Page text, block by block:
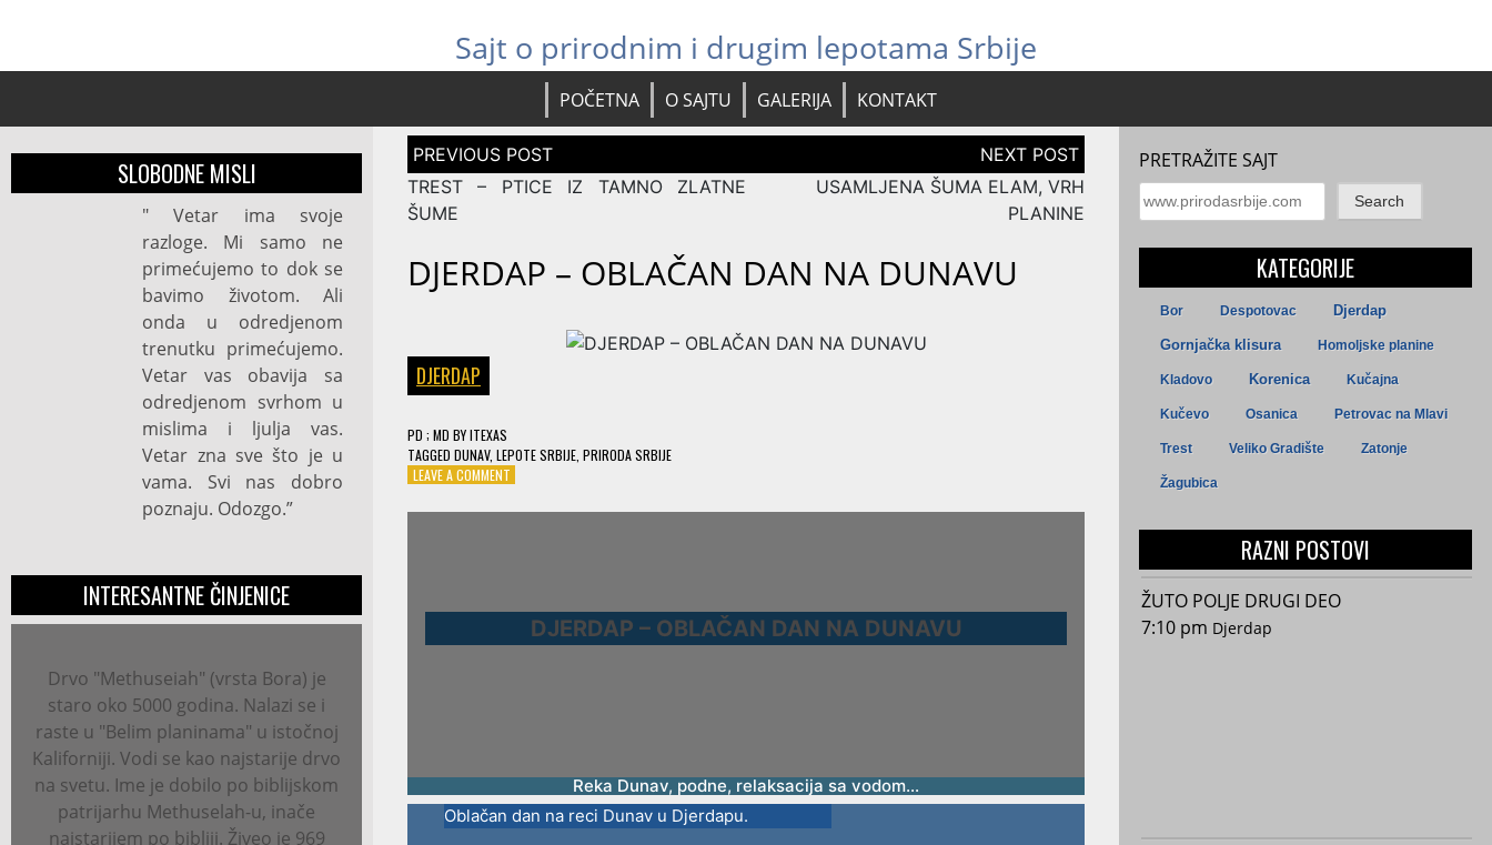
Sajt o prirodnim i drugim lepotama Srbije
POČETNA O SAJTU GALERIJA KONTAKT
SLOBODNE MISLI
" Vetar ima svoje
razloge. Mi samo ne
primećujemo to dok se
bavimo životom. Ali
onda u odredjenom
trenutku primećujemo.
Vetar vas obavija sa
odredjenom svrhom u
mislima i ljulja vas.
Vetar zna sve što je u
vama. Svi nas dobro
poznaju. Odozgo.”
INTERESANTNE ČINJENICE
Drvo "Methuseiah" (vrsta Bora) je
staro oko 5000 godina. Nalazi se i
raste u "Belim planinama" u istočnoj
Kaliforniji. Vodi se kao najstarije drvo
na svetu. Ime je dobilo po biblijskom
patrijarhu Methuselah-u, inače
najstarijem po bibliji. Živeo je 969
Post
navigation
TREST – PTICE IZ TAMNO ZLATNE
ŠUME
USAMLJENA ŠUMA ELAM, VRH
PLANINE
DJERDAP – OBLAČAN DAN NA DUNAVU
DJERDAP
PD ; MD BYITEXAS
TAGGED DUNAV, LEPOTE SRBIJE PRIRODA SRBIJE
LEAVE A COMMENT
–
DJERDAP – OBLAČAN DAN NA DUNAVU
Reka Dunav, podne, relaksacija sa vodom…
Oblačan dan na reci Dunav u Djerdapu.
PRETRAŽITE SAJT
Search
KATEGORIJE
Bor Despotovac Djerdap
Gornjačka klisura Homoljske planine
Kladovo Korenica Kučajna
Kučevo Osanica Petrovac na Mlavi
Trest Veliko Gradište Zatonje
Žagubica
RAZNI POSTOVI
ŽUTO POLJE DRUGI DEO
7:10 pm Djerdap